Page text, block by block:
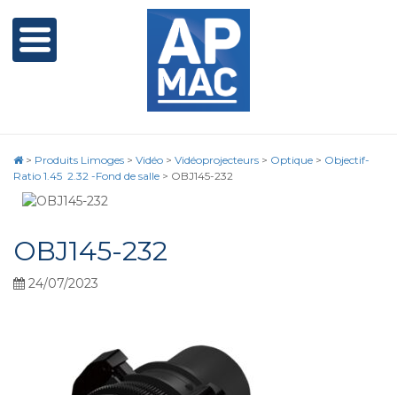
> Produits Limoges > Vidéo > Vidéoprojecteurs > Optique > Objectif-
Ratio 1.45  2.32 -Fond de salle > OBJ145-232
OBJ145-232
24/07/2023